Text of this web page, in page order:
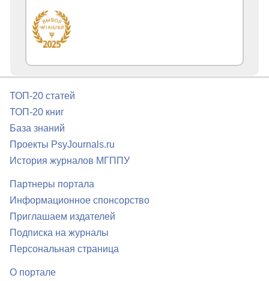
ТОП-20 статей
ТОП-20 книг
База знаний
Проекты PsyJournals.ru
История журналов МГППУ
Партнеры портала
Информационное спонсорство
Приглашаем издателей
Подписка на журналы
Персональная страница
О портале